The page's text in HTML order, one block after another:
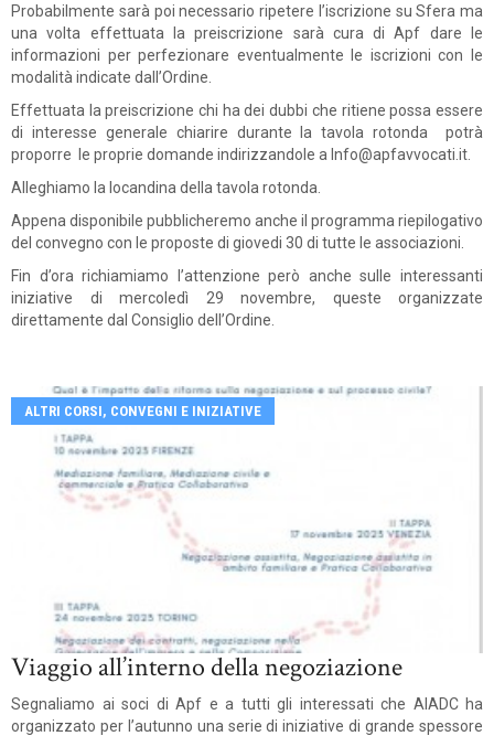
Probabilmente sarà poi necessario ripetere l’iscrizione su Sfera ma
una volta effettuata la preiscrizione sarà cura di Apf dare le
informazioni per perfezionare eventualmente le iscrizioni con le
modalità indicate dall’Ordine.
Effettuata la preiscrizione chi ha dei dubbi che ritiene possa essere
di interesse generale chiarire durante la tavola rotonda potrà
proporre le proprie domande indirizzandole a Info@apfavvocati.it.
Alleghiamo la locandina della tavola rotonda.
Appena disponibile pubblicheremo anche il programma riepilogativo
del convegno con le proposte di giovedi 30 di tutte le associazioni.
Fin d’ora richiamiamo l’attenzione però anche sulle interessanti
iniziative di mercoledì 29 novembre, queste organizzate
direttamente dal Consiglio dell’Ordine.
ALTRI CORSI, CONVEGNI E INIZIATIVE
Viaggio all’interno della negoziazione
Segnaliamo ai soci di Apf e a tutti gli interessati che AIADC ha
organizzato per l’autunno una serie di iniziative di grande spessore